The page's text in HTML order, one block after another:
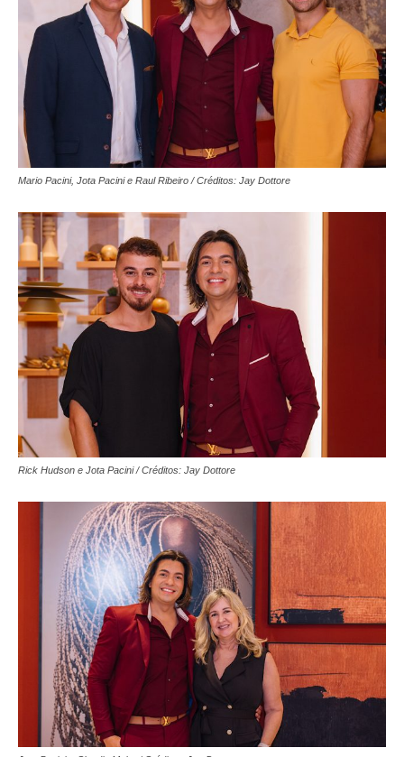
Mario Pacini, Jota Pacini e Raul Ribeiro / Créditos: Jay Dottore
Rick Hudson e Jota Pacini / Créditos: Jay Dottore